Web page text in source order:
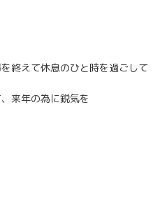
終えて休息のひと時を過ごして
来年の為に鋭気を